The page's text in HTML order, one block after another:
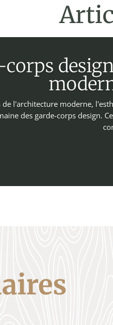
corps
de l'architecture moderne,
des garde-corps design.